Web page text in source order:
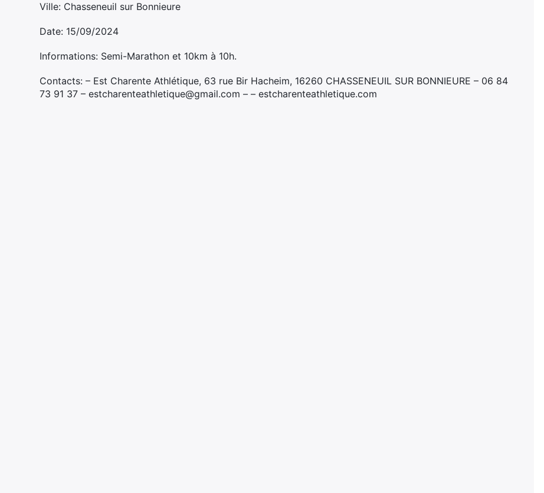
Ville: Chasseneuil sur Bonnieure
Date: 15/09/2024
Informations: Semi-Marathon et 10km à 10h.
Contacts: – Est Charente Athlétique, 63 rue Bir Hacheim, 16260 CHASSENEUIL SUR BONNIEURE – 06 84
73 91 37 – estcharenteathletique@gmail.com – – estcharenteathletique.com